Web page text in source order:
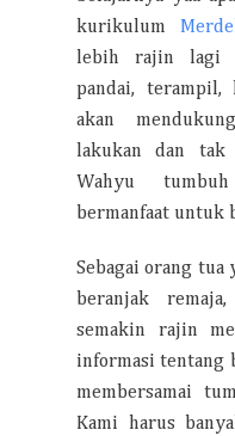
kurikulum
lebih rajin lagi
pandai, terampil,
akan
lakukan dan tak
Wahyu
bermanfaat untuk
Sebagai orang
beranjak
semakin rajin
informasi tentang
membersamai
Kami harus